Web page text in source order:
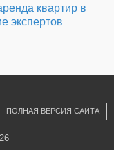
квартир в
экспертов
ПОЛНАЯ ВЕРСИЯ САЙТА